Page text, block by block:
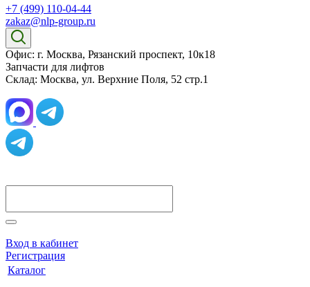
+7 (499) 110-04-44
zakaz@nlp-group.ru
Офис: г. Москва, Рязанский проспект, 10к18
Запчасти для лифтов
Склад: Москва, ул. Верхние Поля, 52 стр.1
Вход в кабинет
Регистрация
Каталог